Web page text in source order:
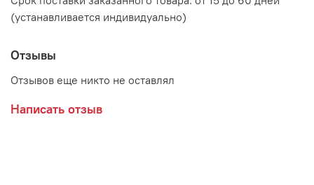
(устанавливается индивидуально)
Отзывы
Отзывов еще никто не оставлял
Написать отзыв